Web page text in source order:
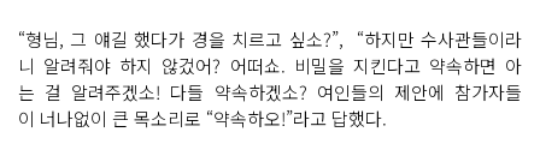
“형님, 그 얘길 했다가 경을 치르고 싶소?”, “하지만 수사관들이라
니 알려줘야 하지 않겄어? 어떠쇼. 비밀을 지킨다고 약속하면 아
는 걸 알려주겠소! 다들 약속하겠소? 여인들의 제안에 참가자들
이 너나없이 큰 목소리로 “약속하오!”라고 답했다.